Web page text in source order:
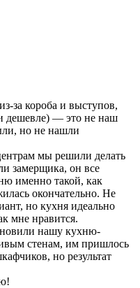
за короба и выступов,
дешевле) — это не наш
но не нашли
мы решили делать
замерщика, он все
именно такой, как
окончательно. Не
но кухня идеально
мне нравится.
нашу кухню-
стенам, им пришлось
но результат